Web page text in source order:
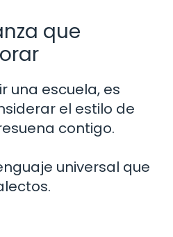
que
una escuela, es
el estilo de
contigo.
universal que